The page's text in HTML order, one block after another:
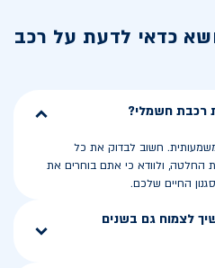
כדאי לדעת על רכב
רכבת חשמלי?
חשוב לבדוק את כל
החלטה, ולוודא כי אתם בוחרים את
החיים שלכם.
לצמוח גם בשנים